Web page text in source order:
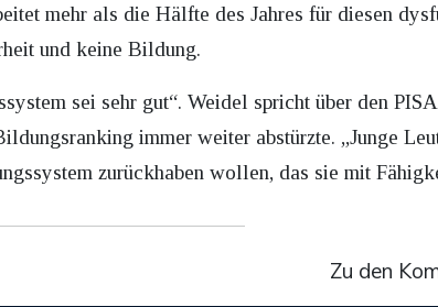
mehr als die Hälfte des Jahres für diesen
und keine Bildung.
sei sehr gut“. Weidel spricht über den
immer weiter abstürzte. „Junge
zurückhaben wollen, das sie mit
Zu den